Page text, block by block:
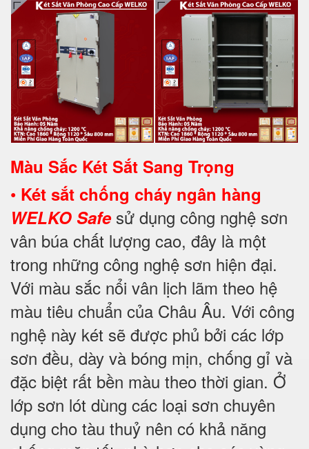
Màu Sắc Két Sắt Sang Trọng
• Két sắt chống cháy ngân hàng
WELKO Safesử dụng công nghệ sơn
vân búa chất lượng cao, đây là một
trong những công nghệ sơn hiện đại.
Với màu sắc nổi vân lịch lãm theo hệ
màu tiêu chuẩn của Châu Âu. Với công
nghệ này két sẽ được phủ bởi các lớp
sơn đều, dày và bóng mịn, chống gỉ và
đặc biệt rất bền màu theo thời gian. Ở
lớp sơn lót dùng các loại sơn chuyên
dụng cho tàu thuỷ nên có khả năng